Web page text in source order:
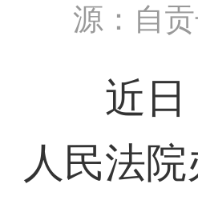
源：自
近日
人民法